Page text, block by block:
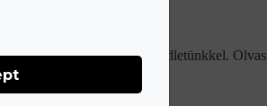
kívánjuk megelőzni segédletünkkel.